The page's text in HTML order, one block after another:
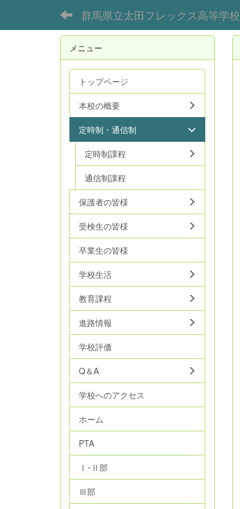
群馬県立太田フレックス高等学校
メニュー
トップページ
本校の概要
定時制・通信制
定時制課程
通信制課程
保護者の皆様
受検生の皆様
卒業生の皆様
学校生活
教育課程
進路情報
学校評価
Q＆A
学校へのアクセス
ホーム
PTA
Ⅰ･Ⅱ部
Ⅲ部